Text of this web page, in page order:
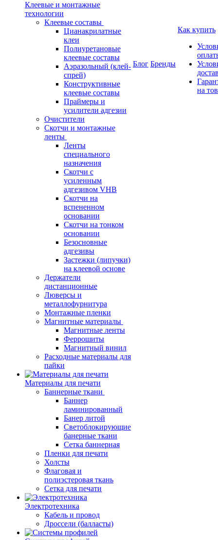
Клеевые и монтажные
технологии
Клеевые составы
Цианакрилатные
клеи
Полиуретановые
клеевые составы
Аэразольный (клей-
спрей)
Конструктивные
клеевые составы
Праймеры и
усилители адгезии
Очистители
Скотчи и монтажные
ленты
Ленты
специального
назначения
Скотчи с
усиленным
адгезивом VHB
Скотчи на
вспененном
основании
Скотчи на тонком
основании
Безосновные
адгезивы
Застежки (липучки)
на клеевой основе
Держатели
дистанционные
Люверсы и
металлофурнитура
Монтажные пленки
Магнитные материалы
Магнитные ленты
Феррошиты
Магнитный винил
Расходные материалы для
пайки
Материалы для печати
Баннерные ткани
Баннер
ламинированный
Банер литой
Светоблокирующие
банерные ткани
Сетка баннерная
Пленки для печати
Холсты
Флаговая и
полиэстеровая ткань
Сетка для печати
Электротехника
Кабель и провод
Дроссели (балласты)
Блог Бренды
Как купить
на